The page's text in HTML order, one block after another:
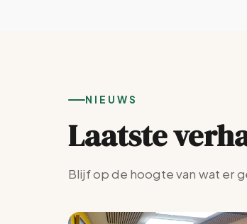
NIEUWS
Laatste
Blijf op de hoogte van wat er